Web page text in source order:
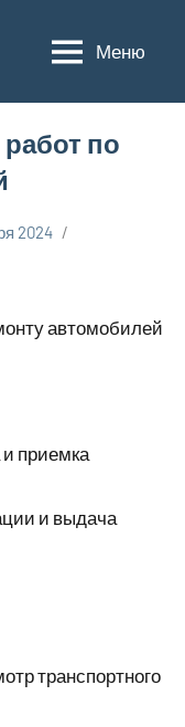
Меню
по
2024
автомобилей
и приемка
и выдача
транспортного